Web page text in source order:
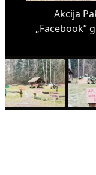
Akcija
„Facebook”